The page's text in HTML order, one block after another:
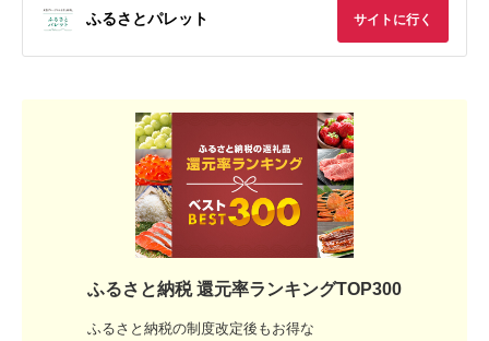
ふるさとパレット サイトに行く
ふるさと納税 還元率ランキングTOP300
ふるさと納税の制度改定後もお得な